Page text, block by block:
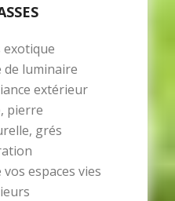
exotique
de luminaire
extérieur
pierre
grés
espaces vies